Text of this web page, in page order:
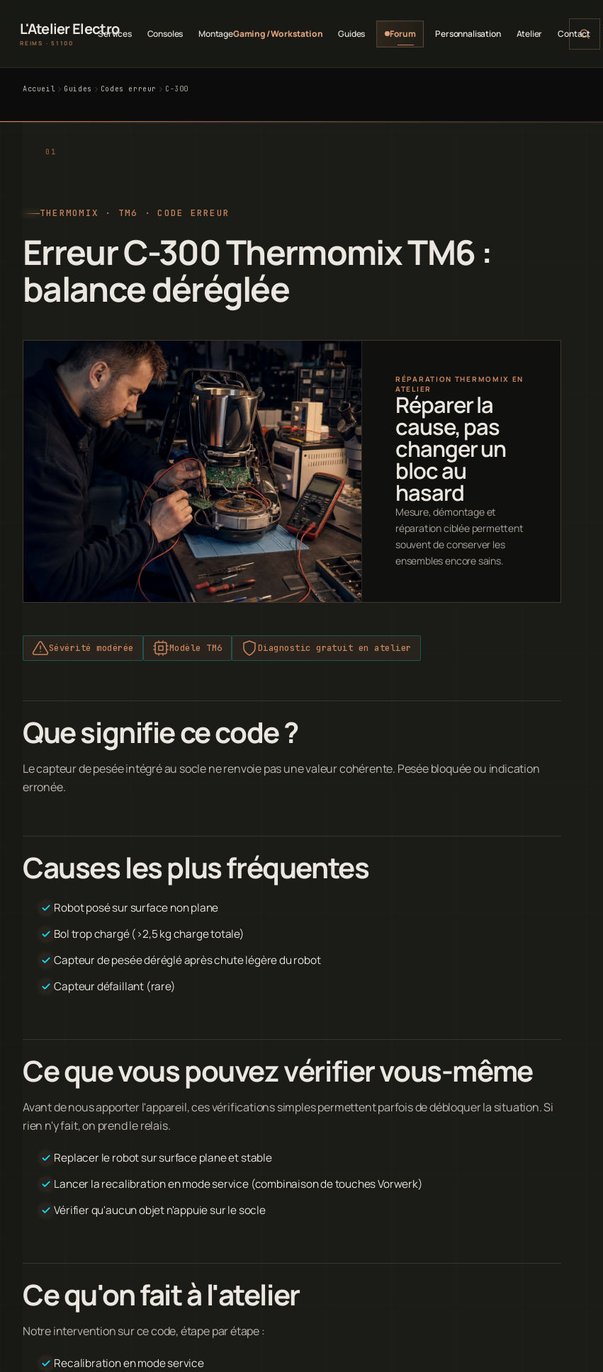
L'Atelier Electro
REIMS · 51100
Services Consoles MontageGaming / Workstation Guides Forum Personnalisation Atelier Contact
Accueil Guides Codes erreur C-300
THERMOMIX · TM6 · CODE ERREUR
Erreur C-300 Thermomix TM6 :
balance déréglée
RÉPARATION THERMOMIX EN
ATELIER
Réparer la
cause, pas
changer un
bloc au
hasard
Mesure, démontage et
réparation ciblée permettent
souvent de conserver les
ensembles encore sains.
Sévérité modérée Modèle TM6 Diagnostic gratuit en atelier
Que signifie ce code ?
Le capteur de pesée intégré au socle ne renvoie pas une valeur cohérente. Pesée bloquée ou indication
erronée.
Causes les plus fréquentes
Robot posé sur surface non plane
Bol trop chargé (>2,5 kg charge totale)
Capteur de pesée déréglé après chute légère du robot
Capteur défaillant (rare)
Ce que vous pouvez vérifier vous-même
Avant de nous apporter l'appareil, ces vérifications simples permettent parfois de débloquer la situation. Si
rien n'y fait, on prend le relais.
Replacer le robot sur surface plane et stable
Lancer la recalibration en mode service (combinaison de touches Vorwerk)
Vérifier qu'aucun objet n'appuie sur le socle
Ce qu'on fait à l'atelier
Notre intervention sur ce code, étape par étape :
Recalibration en mode service